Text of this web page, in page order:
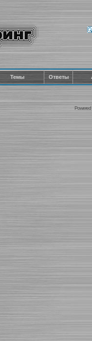
Темы Ответы